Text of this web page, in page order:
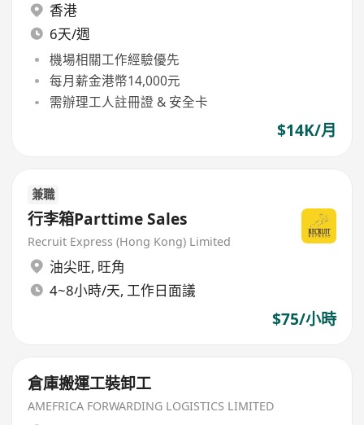
香港
6天/週
機場相關工作經驗優先
每月薪金港幣14,000元
需辦理工人註冊證 & 安全卡
$14K/月
兼職
行李箱Parttime Sales
Recruit Express (Hong Kong) Limited
油尖旺, 旺角
4~8小時/天, 工作日面議
$75/小時
倉庫搬運工裝卸工
AMEFRICA FORWARDING LOGISTICS LIMITED